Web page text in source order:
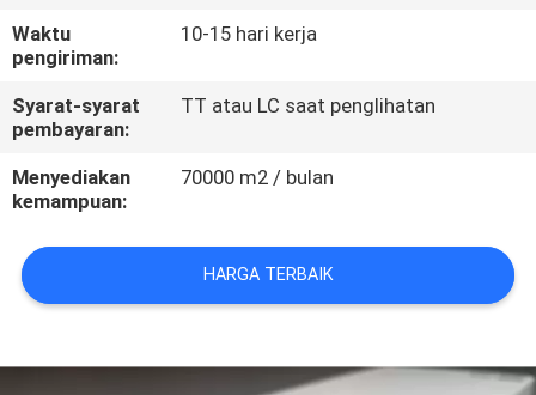
KASUS
PERMINTAAN
PENAWARAN
SITEMAP
PRIVACY
Waktu
pengiriman:
10-15 hari kerja
Syarat-syarat
pembayaran:
TT atau LC saat penglihatan
Menyediakan
kemampuan:
70000 m2 / bulan
HARGA TERBAIK